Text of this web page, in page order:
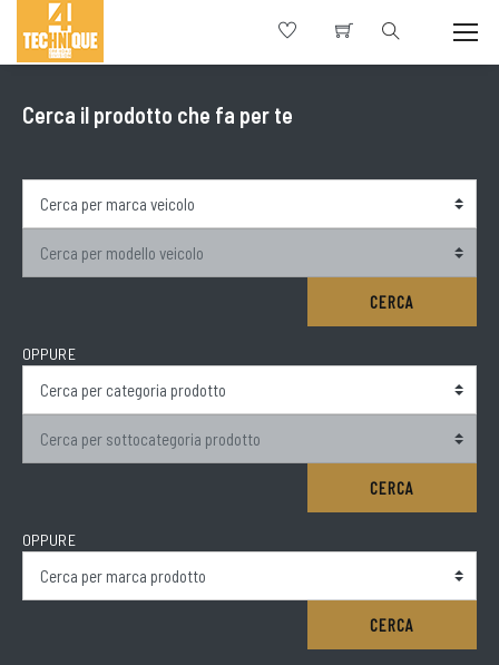
Cerca il prodotto che fa per te
CERCA
OPPURE
CERCA
OPPURE
CERCA